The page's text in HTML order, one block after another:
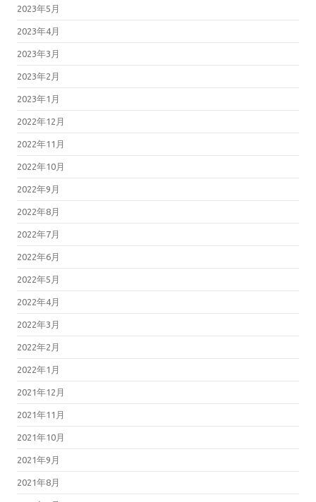
2023年5月
2023年4月
2023年3月
2023年2月
2023年1月
2022年12月
2022年11月
2022年10月
2022年9月
2022年8月
2022年7月
2022年6月
2022年5月
2022年4月
2022年3月
2022年2月
2022年1月
2021年12月
2021年11月
2021年10月
2021年9月
2021年8月